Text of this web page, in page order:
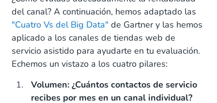
del canal? A continuación, hemos adaptado las
"Cuatro Vs del Big Data" de Gartner y las hemos
aplicado a los canales de tiendas web de
servicio asistido para ayudarte en tu evaluación.
Echemos un vistazo a los cuatro pilares:
Volumen: ¿Cuántos contactos de servicio
recibes por mes en un canal individual?